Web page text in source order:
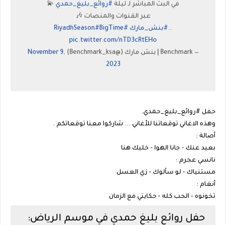
في البث المباشر لـ ليلة #روائع_بليغ_حمدي 💫
عبر القنوات والمنصات 🎶
.. #بنش_مارك #RiyadhSeason
#BigTime
pic.twitter.com/nTD3cRtEHo
— Benchmark | بنش مارك (@Benchmark_ksa)
November 9,
2023
حفل #روائع_بليغ_حمدي.
وهذه الاغاني توقعاتنا للأغاني ... شاركوا معنا توقعاتكم .
أصالة :
بعيد عنك - جانا الهوا - خليك هنا
نانسي عجرم :
مستنياك - لو سألوك - زي العسل
أنغام :
تخونوه - الحب كله - حكايتي مع الزمان
حفل روائع بليغ حمدي في موسم الرياض: